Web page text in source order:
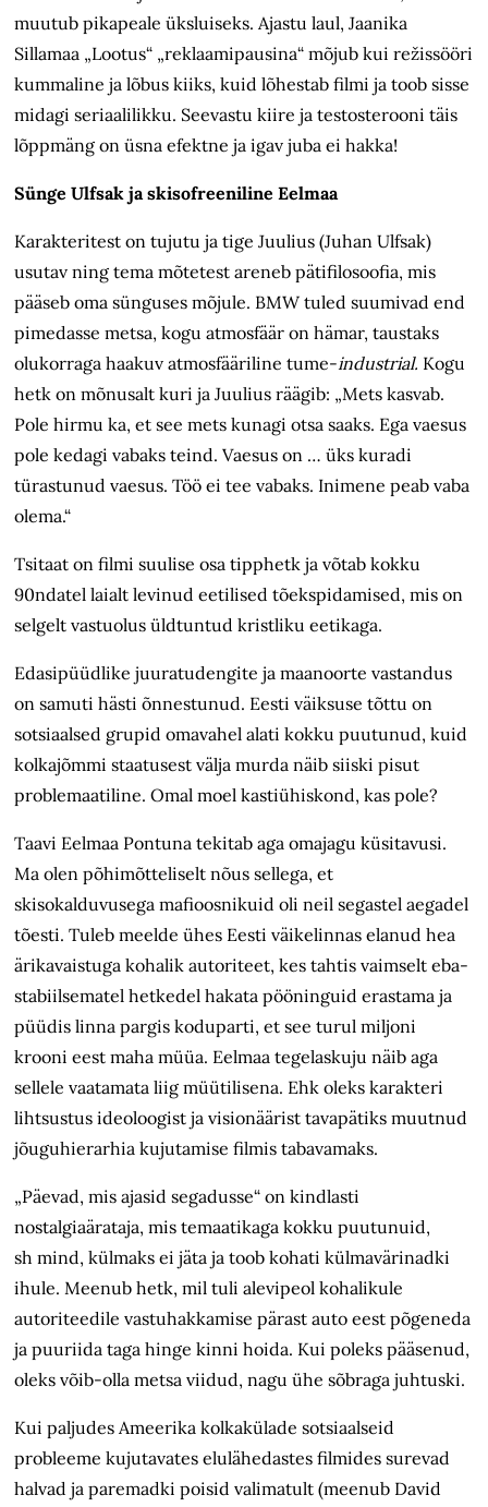
muutub pikapeale üksluiseks. Ajastu laul, Jaanika
Sillamaa „Lootus“ „reklaamipausina“ mõjub kui režissööri
kummaline ja lõbus kiiks, kuid lõhestab filmi ja toob sisse
midagi seriaalilikku. Seevastu kiire ja testosterooni täis
lõppmäng on üsna efektne ja igav juba ei hakka!
Sünge Ulfsak ja skisofreeniline Eelmaa
Karakteritest on tujutu ja tige Juulius (Juhan Ulfsak)
usutav ning tema mõtetest areneb pätifilosoofia, mis
pääseb oma sünguses mõjule. BMW tuled suumivad end
pimedasse metsa, kogu atmosfäär on hämar, taustaks
olukorraga haakuv atmosfääriline tume-industrial. Kogu
hetk on mõnusalt kuri ja Juulius räägib: „Mets kasvab.
Pole hirmu ka, et see mets kunagi otsa saaks. Ega vaesus
pole kedagi vabaks teind. Vaesus on … üks kuradi
türastunud vaesus. Töö ei tee vabaks. Inimene peab vaba
olema.“
Tsitaat on filmi suulise osa tipphetk ja võtab kokku
90ndatel laialt levinud eetilised tõekspidamised, mis on
selgelt vastuolus üldtuntud kristliku eetikaga.
Edasipüüdlike juuratudengite ja maanoorte vastandus
on samuti hästi õnnestunud. Eesti väiksuse tõttu on
sotsiaalsed grupid omavahel alati kokku puutunud, kuid
kolkajõmmi staatusest välja murda näib siiski pisut
problemaatiline. Omal moel kastiühiskond, kas pole?
Taavi Eelmaa Pontuna tekitab aga omajagu küsitavusi.
Ma olen põhimõtteliselt nõus sellega, et
skisokalduvusega mafioosnikuid oli neil segastel aegadel
tõesti. Tuleb meelde ühes Eesti väikelinnas elanud hea
ärikavaistuga kohalik autoriteet, kes tahtis vaimselt eba­
stabiilsematel hetkedel hakata pööninguid erastama ja
püüdis linna pargis koduparti, et see turul miljoni
krooni eest maha müüa. Eelmaa tegelaskuju näib aga
sellele vaatamata liig müütilisena. Ehk oleks karakteri
lihtsustus ideoloogist ja visionäärist tavapätiks muutnud
jõuguhierarhia kujutamise filmis tabavamaks.
„Päevad, mis ajasid segadusse“ on kindlasti
nostalgiaärataja, mis temaatikaga kokku puutunuid,
sh mind, külmaks ei jäta ja toob kohati külmavärinadki
ihule. Meenub hetk, mil tuli alevipeol kohalikule
autoriteedile vastu­hakkamise pärast auto eest põgeneda
ja puuriida taga hinge kinni hoida. Kui poleks pääsenud,
oleks võib-olla metsa viidud, nagu ühe sõbraga juhtuski.
Kui paljudes Ameerika kolkakülade sotsiaalseid
probleeme kujutavates elulähedastes filmides surevad
halvad ja paremadki poisid valimatult (meenub David